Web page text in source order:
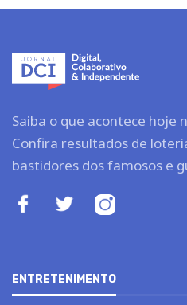
Saiba o que acontece hoje
Confira resultados de
bastidores dos famosos e
ENTRETENIMENTO